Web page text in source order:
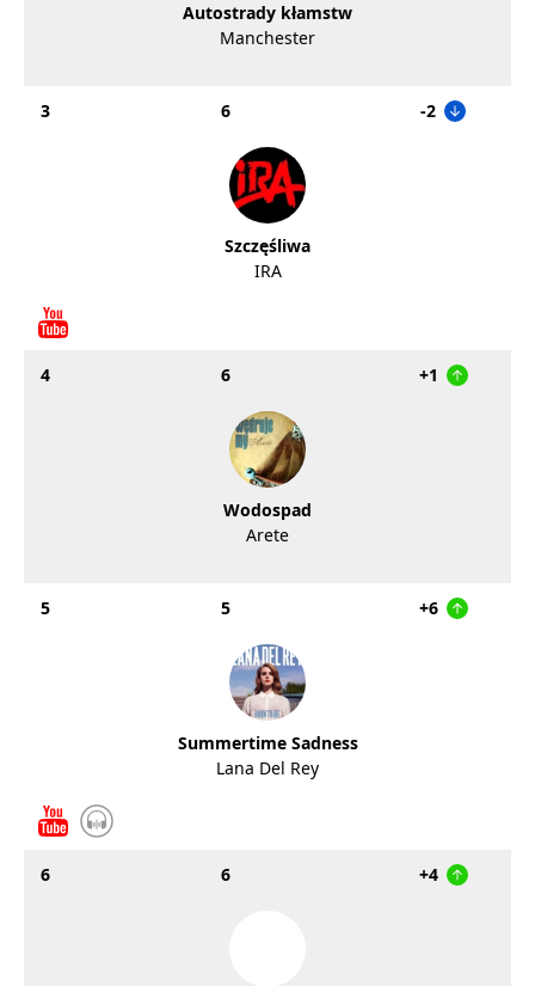
Autostrady kłamstw
Manchester
3 6 -2
Szczęśliwa
IRA
4 6 +1
Wodospad
Arete
5 5 +6
Summertime Sadness
Lana Del Rey
6 6 +4